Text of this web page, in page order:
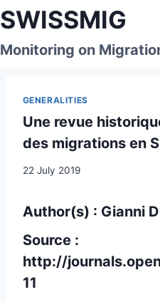
Skip
to
content
SWISSMIG
Monitoring on
GENERALITIES
Une revue
des migrations en
22 July 2019
Author(s) : Gianni
Source :
http://
11